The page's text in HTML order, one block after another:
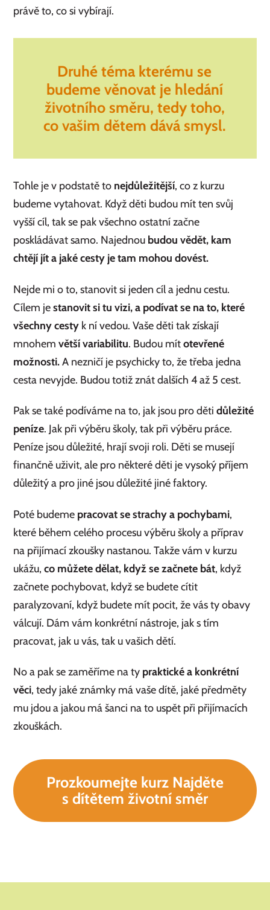
právě to, co si vybírají.
Druhé téma kterému se
budeme věnovat je hledání
životního směru, tedy toho,
co vašim dětem dává smysl.
Tohle je v podstatě to nejdůležitější, co z kurzu
budeme vytahovat. Když děti budou mít ten svůj
vyšší cíl, tak se pak všechno ostatní začne
poskládávat samo. Najednou budou vědět, kam
chtějí jít a jaké cesty je tam mohou dovést.
Nejde mi o to, stanovit si jeden cíl a jednu cestu.
Cílem jestanovit si tu vizi, a podívat se na to, které
všechny cesty k ní vedou. Vaše děti tak získají
mnohemvětší variabilitu. Budou mítotevřené
možnosti.A nezničí je psychicky to, že třeba jedna
cesta nevyjde. Budou totiž znát dalších 4 až 5 cest.
Pak se také podíváme na to, jak jsou pro dětidůležité
peníze. Jak při výběru školy, tak při výběru práce.
Peníze jsou důležité, hrají svoji roli. Děti se musejí
finančně uživit, ale pro některé děti je vysoký příjem
důležitý a pro jiné jsou důležité jiné faktory.
Poté budeme pracovat se strachy a pochybami,
které během celého procesu výběru školy a příprav
na přijímací zkoušky nastanou. Takže vám v kurzu
ukážu,co můžete dělat, když se začnete bát, když
začnete pochybovat, když se budete cítit
paralyzovaní, když budete mít pocit, že vás ty obavy
válcují. Dám vám konkrétní nástroje, jak s tím
pracovat, jak u vás, tak u vašich dětí.
No a pak se zaměříme na ty praktické a konkrétní
věci, tedy jaké známky má vaše dítě, jaké předměty
mu jdou a jakou má šanci na to uspět při přijímacích
zkouškách.
Prozkoumejte kurz Najděte
s dítětem životní směr